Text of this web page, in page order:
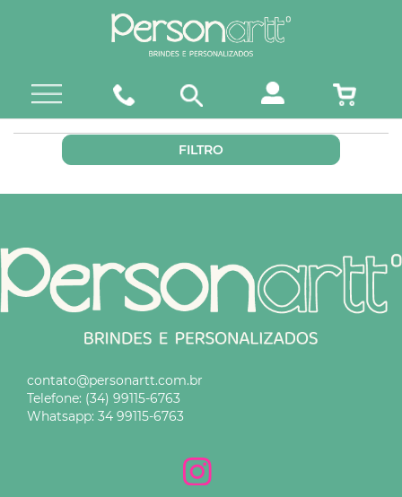
FILTRO
contato@personartt.com.br
Telefone: (34) 99115-6763
Whatsapp: 34 99115-6763